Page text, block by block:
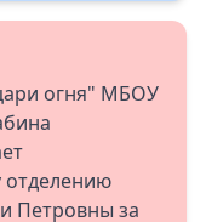
огня" МБОУ
отделению
Петровны за